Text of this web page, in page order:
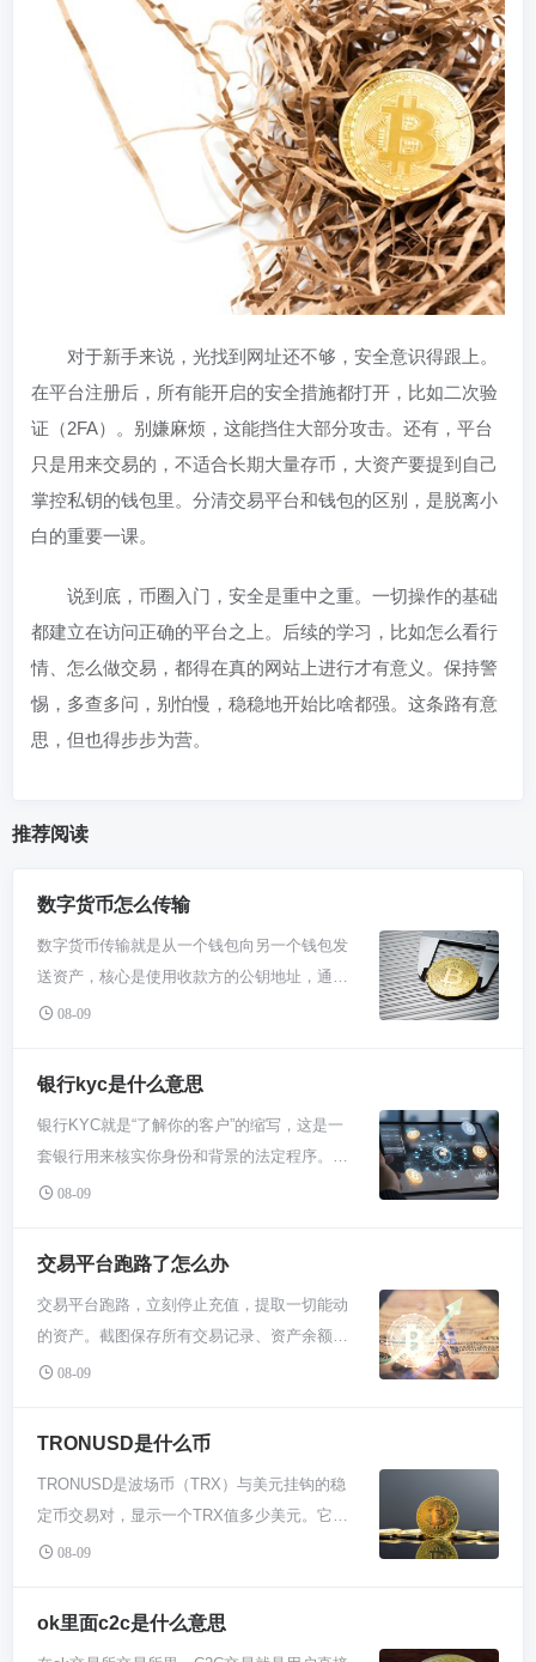
对于新手来说，光找到网址还不够，安全意识得跟上。
在平台注册后，所有能开启的安全措施都打开，比如二次验
证（2FA）。别嫌麻烦，这能挡住大部分攻击。还有，平台
只是用来交易的，不适合长期大量存币，大资产要提到自己
掌控私钥的钱包里。分清交易平台和钱包的区别，是脱离小
白的重要一课。
说到底，币圈入门，安全是重中之重。一切操作的基础
都建立在访问正确的平台之上。后续的学习，比如怎么看行
情、怎么做交易，都得在真的网站上进行才有意义。保持警
惕，多查多问，别怕慢，稳稳地开始比啥都强。这条路有意
思，但也得步步为营。
推荐阅读
数字货币怎么传输
数字货币传输就是从一个钱包向另一个钱包发
送资产，核心是使用收款方的公钥地址，通过
区块链网络确认交易。你只需要拥有自己的钱
确。 咱先把这事儿拆明白喽。数字货币传输不
像银行转账需要账号姓名，它纯粹就是地址对
地址的操作。你钱包里那串看着乱码的字符就
币，就把他的地址复制过来，填好金额，点发
骤，私钥可千万不能丢也不能告诉别人，这玩
立马就到账了。矿工们得把这笔交易和其他一
堆交易打包成一个区块，然后全网节点都要吭
哧吭哧地计算验证。这就是为啥转账总要等几
变。这个过程里你付的矿工费就起大作用了，
08-09
银行kyc是什么意思
银行KYC就是“了解你的客户”的缩写，这是一
套银行用来核实你身份和背景的法定程序。简
单讲，你去开银行卡时提供的身份证、住址证
钱从哪里来，目的是打击洗钱和金融犯罪。 你
肯定纳闷，为啥搞这么麻烦？这可不是银行或
交易所故意为难你。这是全球法律规定的硬性
构不做好KYC，分分钟被重罚甚至关门。对你
净，你的资产放在里面也相对更安全些。别嫌
提供三样东西：身份证明（身份证或护照）、
住址证明（水电账单或银行账单）、还有生物
08-09
交易平台跑路了怎么办
交易平台跑路，立刻停止充值，提取一切能动
的资产。截图保存所有交易记录、资产余额和
平台沟通证据。第一时间联合其他受害者报警
开或者客服集体消失，别傻等。马上用手机录
屏，从登录开始，把资产页面、订单记录、甚
至之前的聊天记录全扫一遍。这些截图和视频
惯，别把所有鸡蛋放一个篮子里，更别迷信高
08-09
TRONUSD是什么币
TRONUSD是波场币（TRX）与美元挂钩的稳
定币交易对，显示一个TRX值多少美元。它不
是一个独立的币种，而是你在交易所里看到的
08-09
ok里面c2c是什么意思